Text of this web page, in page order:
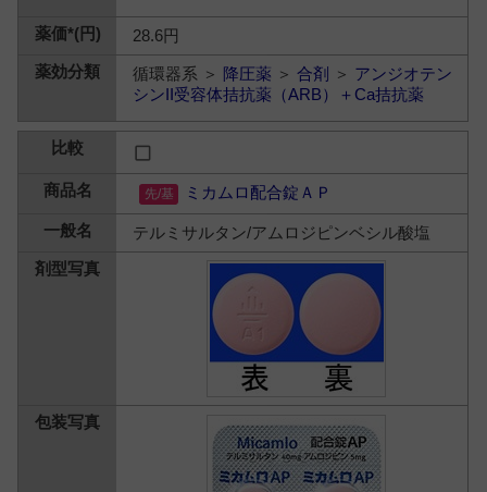
28.6円
循環器系 ＞ 降圧薬 ＞合剤 ＞ アンジオテン
シンII受容体拮抗薬（ARB）＋Ca拮抗薬
ミカムロ配合錠ＡＰ
テルミサルタン/アムロジピンベシル酸塩